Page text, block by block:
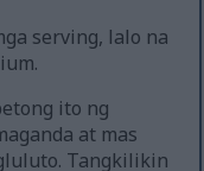
serving, lalo na
ito ng
at mas
Tangkilikin